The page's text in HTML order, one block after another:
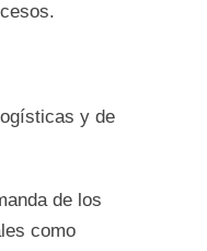
y de
de los
como